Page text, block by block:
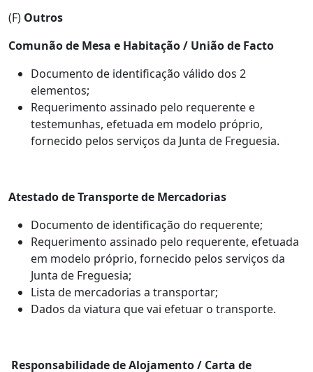
(F) Outros
Comunão de Mesa e Habitação / União de Facto
Documento de identificação válido dos 2
elementos;
Requerimento assinado pelo requerente e
testemunhas, efetuada em modelo próprio,
fornecido pelos serviços da Junta de Freguesia.
Atestado de Transporte de Mercadorias
Documento de identificação do requerente;
Requerimento assinado pelo requerente, efetuada
em modelo próprio, fornecido pelos serviços da
Junta de Freguesia;
Lista de mercadorias a transportar;
Dados da viatura que vai efetuar o transporte.
Responsabilidade de Alojamento / Carta de